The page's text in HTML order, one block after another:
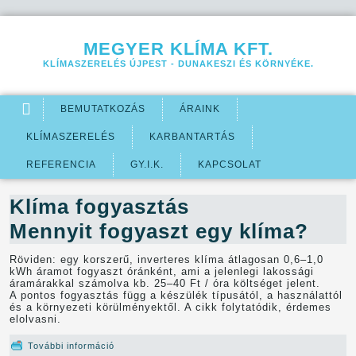
MEGYER KLÍMA KFT.
KLÍMASZERELÉS ÚJPEST - DUNAKESZI ÉS KÖRNYÉKE.
BEMUTATKOZÁS ÁRAINK
KLÍMASZERELÉS KARBANTARTÁS
REFERENCIA GY.I.K. KAPCSOLAT
Klíma fogyasztás
Mennyit fogyaszt egy klíma?
Röviden: egy korszerű, inverteres klíma átlagosan 0,6–1,0
kWh áramot fogyaszt óránként, ami a jelenlegi lakossági
áramárakkal számolva kb. 25–40 Ft / óra költséget jelent.
A pontos fogyasztás függ a készülék típusától, a használattól
és a környezeti körülményektől. A cikk folytatódik, érdemes
elolvasni.
További információ